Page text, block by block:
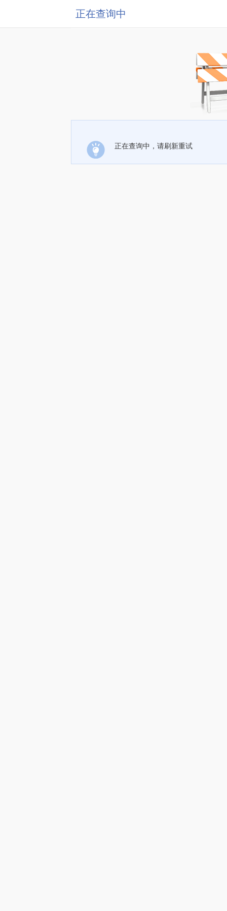
正在查询中
正在查询中，请刷新重试